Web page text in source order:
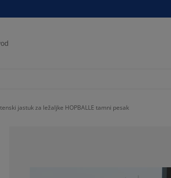
jastuk za ležaljke HOPBALLE tamni pesak